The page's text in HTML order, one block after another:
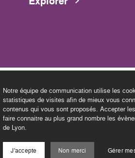
Notre équipe de communication utilise les
statistiques de visites afin de mieux vous
contenus qui vous sont proposés. Accepter
faire connaitre au plus grand nombre les
de Lyon.
J'accepte Non merci Gérer
©2026 BIENNALE DE LYON